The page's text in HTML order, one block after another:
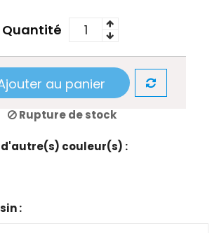
Quantité
au panier
Rupture de stock
d'autre(s) couleur(s) :
: